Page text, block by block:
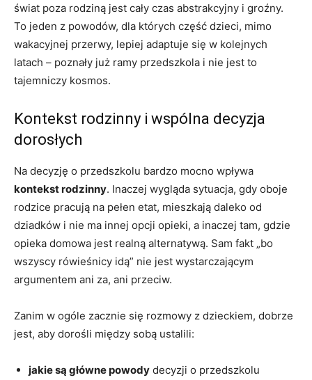
świat poza rodziną jest cały czas abstrakcyjny i groźny.
To jeden z powodów, dla których część dzieci, mimo
wakacyjnej przerwy, lepiej adaptuje się w kolejnych
latach – poznały już ramy przedszkola i nie jest to
tajemniczy kosmos.
Kontekst rodzinny i wspólna decyzja
dorosłych
Na decyzję o przedszkolu bardzo mocno wpływa
kontekst rodzinny. Inaczej wygląda sytuacja, gdy oboje
rodzice pracują na pełen etat, mieszkają daleko od
dziadków i nie ma innej opcji opieki, a inaczej tam, gdzie
opieka domowa jest realną alternatywą. Sam fakt „bo
wszyscy rówieśnicy idą” nie jest wystarczającym
argumentem ani za, ani przeciw.
Zanim w ogóle zacznie się rozmowy z dzieckiem, dobrze
jest, aby dorośli między sobą ustalili:
jakie są główne powody decyzji o przedszkolu